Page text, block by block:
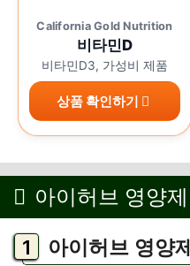
California Gold Nutrition
비타민D
비타민D3, 가성비 제품
상품 확인하기
아이허브 영양
아이허브 영양